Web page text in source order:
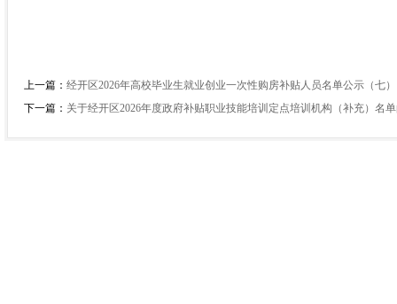
上一篇： 经开区2026年高校毕业生就业创业一次性购房补贴人员名单公示（七）
下一篇： 关于经开区2026年度政府补贴职业技能培训定点培训机构（补充）名